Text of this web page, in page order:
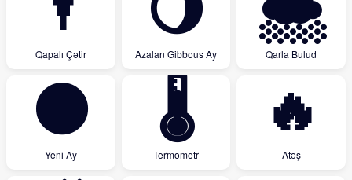
Qapalı Çətir Azalan Gibbous Ay Qarla Bulud
🌑
Yeni Ay
🌡
Termometr
🔥
Atəş